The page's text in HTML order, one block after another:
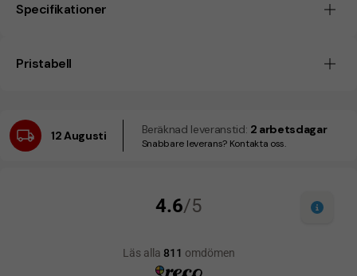
Specifikationer
Pristabell
12 Augusti Beräknad leveranstid: 2 arbetsdagar
Snabbare leverans? Kontakta oss.